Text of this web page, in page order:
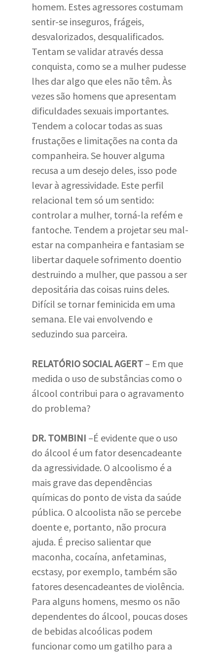
homem. Estes agressores costumam
sentir-se inseguros, frágeis,
desvalorizados, desqualificados.
Tentam se validar através dessa
conquista, como se a mulher pudesse
lhes dar algo que eles não têm. Às
vezes são homens que apresentam
dificuldades sexuais importantes.
Tendem a colocar todas as suas
frustações e limitações na conta da
companheira. Se houver alguma
recusa a um desejo deles, isso pode
levar à agressividade. Este perfil
relacional tem só um sentido:
controlar a mulher, torná-la refém e
fantoche. Tendem a projetar seu mal-
estar na companheira e fantasiam se
libertar daquele sofrimento doentio
destruindo a mulher, que passou a ser
depositária das coisas ruins deles.
Difícil se tornar feminicida em uma
semana. Ele vai envolvendo e
seduzindo sua parceira.
RELATÓRIO SOCIAL AGERT – Em que
medida o uso de substâncias como o
álcool contribui para o agravamento
do problema?
DR. TOMBINI –É evidente que o uso
do álcool é um fator desencadeante
da agressividade. O alcoolismo é a
mais grave das dependências
químicas do ponto de vista da saúde
pública. O alcoolista não se percebe
doente e, portanto, não procura
ajuda. É preciso salientar que
maconha, cocaína, anfetaminas,
ecstasy, por exemplo, também são
fatores desencadeantes de violência.
Para alguns homens, mesmo os não
dependentes do álcool, poucas doses
de bebidas alcoólicas podem
funcionar como um gatilho para a